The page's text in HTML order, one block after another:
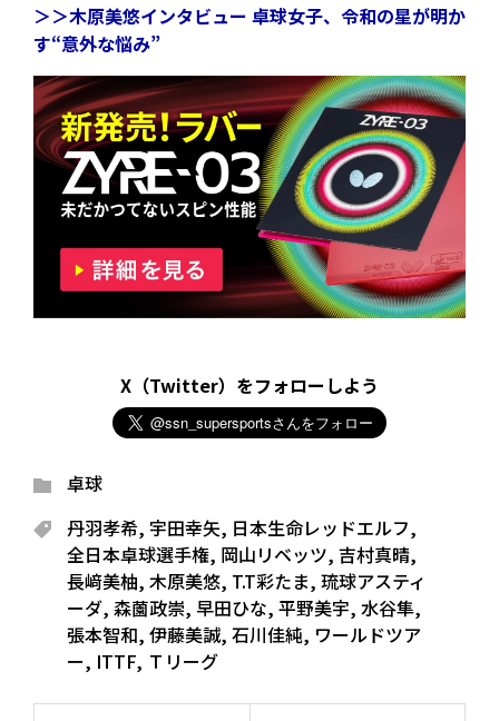
＞＞木原美悠インタビュー 卓球女子、令和の星が明か
す“意外な悩み”
X（Twitter）をフォローしよう
卓球
丹羽孝希, 宇田幸矢, 日本生命レッドエルフ,
全日本卓球選手権, 岡山リベッツ, 吉村真晴,
長﨑美柚, 木原美悠, T.T彩たま, 琉球アスティ
ーダ, 森薗政崇, 早田ひな, 平野美宇, 水谷隼,
張本智和, 伊藤美誠, 石川佳純, ワールドツア
ー, ITTF, Ｔリーグ